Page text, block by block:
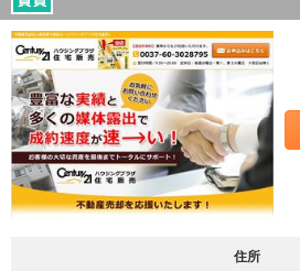
住所